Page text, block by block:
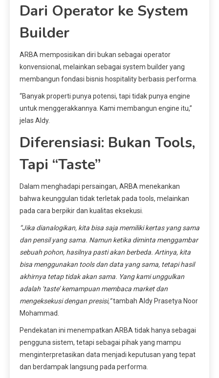
Dari Operator ke System
Builder
ARBA memposisikan diri bukan sebagai operator
konvensional, melainkan sebagai system builder yang
membangun fondasi bisnis hospitality berbasis performa.
“Banyak properti punya potensi, tapi tidak punya engine
untuk menggerakkannya. Kami membangun engine itu,”
jelas Aldy.
Diferensiasi: Bukan Tools,
Tapi “Taste”
Dalam menghadapi persaingan, ARBA menekankan
bahwa keunggulan tidak terletak pada tools, melainkan
pada cara berpikir dan kualitas eksekusi.
“Jika dianalogikan, kita bisa saja memiliki kertas yang sama
dan pensil yang sama. Namun ketika diminta menggambar
sebuah pohon, hasilnya pasti akan berbeda. Artinya, kita
bisa menggunakan tools dan data yang sama, tetapi hasil
akhirnya tetap tidak akan sama. Yang kami unggulkan
adalah ‘taste’ kemampuan membaca market dan
mengeksekusi dengan presisi,”tambah Aldy Prasetya Noor
Mohammad.
Pendekatan ini menempatkan ARBA tidak hanya sebagai
pengguna sistem, tetapi sebagai pihak yang mampu
menginterpretasikan data menjadi keputusan yang tepat
dan berdampak langsung pada performa.